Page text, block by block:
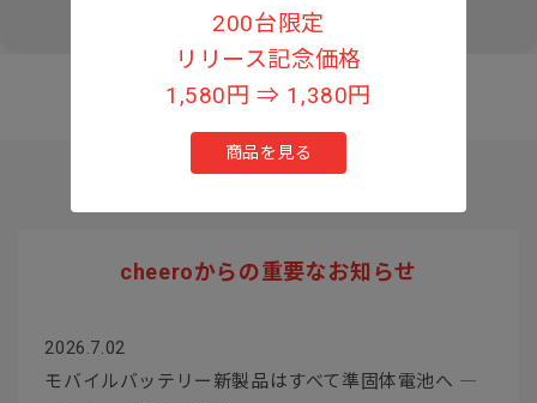
200台限定
リリース記念価格
1,580円 ⇒ 1,380円
商品を見る
cheeroからの重要なお知らせ
2026.7.02
モバイルバッテリー新製品はすべて準固体電池へ ―